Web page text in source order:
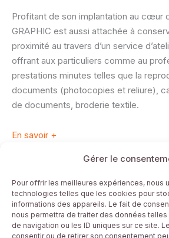
Gérer le
Pour offrir les meilleures expériences, nous
technologies telles que les cookies pour
informations des appareils. Le fait de
nous permettra de traiter des données
de navigation ou les ID uniques sur ce site.
consentir ou de retirer son consentement
Profitant de son implantation au cœur
GRAPHIC est aussi attachée à
proximité au travers d’un service
offrant aux particuliers comme au
prestations minutes telles que la
documents (photocopies et reliure),
de documents, broderie textile.
En savoir +
Mentions Légales
Plan du site
Conditions générales
Politique de confidentialité &